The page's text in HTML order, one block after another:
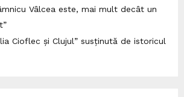
Vâlcea este, mai mult decât un
Cioflec și Clujul” susținută de istoricul